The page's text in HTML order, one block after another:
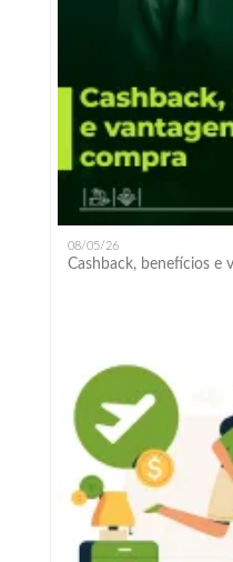
08/05/26
Cashback, benefícios e